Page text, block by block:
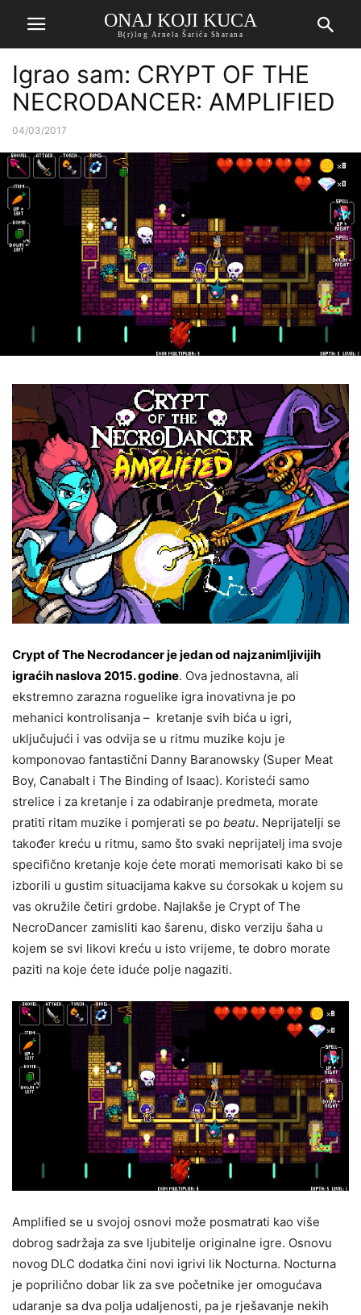
ONAJ KOJI KUCA
B(r)log Arnela Šarića Sharana
Igrao sam: CRYPT OF THE
NECRODANCER: AMPLIFIED
04/03/2017
Crypt of The Necrodancer je jedan od najzanimljivijih
igraćih naslova 2015. godine. Ova jednostavna, ali
ekstremno zarazna roguelike igra inovativna je po
mehanici kontrolisanja – kretanje svih bića u igri,
uključujući i vas odvija se u ritmu muzike koju je
komponovao fantastični Danny Baranowsky (Super Meat
Boy, Canabalt i The Binding of Isaac). Koristeći samo
strelice i za kretanje i za odabiranje predmeta, morate
pratiti ritam muzike i pomjerati se po beatu. Neprijatelji se
također kreću u ritmu, samo što svaki neprijatelj ima svoje
specifično kretanje koje ćete morati memorisati kako bi se
izborili u gustim situacijama kakve su ćorsokak u kojem su
vas okružile četiri grdobe. Najlakše je Crypt of The
NecroDancer zamisliti kao šarenu, disko verziju šaha u
kojem se svi likovi kreću u isto vrijeme, te dobro morate
paziti na koje ćete iduće polje nagaziti.
Amplified se u svojoj osnovi može posmatrati kao više
dobrog sadržaja za sve ljubitelje originalne igre. Osnovu
novog DLC dodatka čini novi igrivi lik Nocturna. Nocturna
je poprilično dobar lik za sve početnike jer omogućava
udaranje sa dva polja udaljenosti, pa je rješavanje nekih